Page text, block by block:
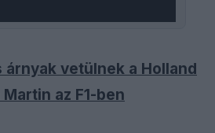
vetülnek a Holland
az F1-ben